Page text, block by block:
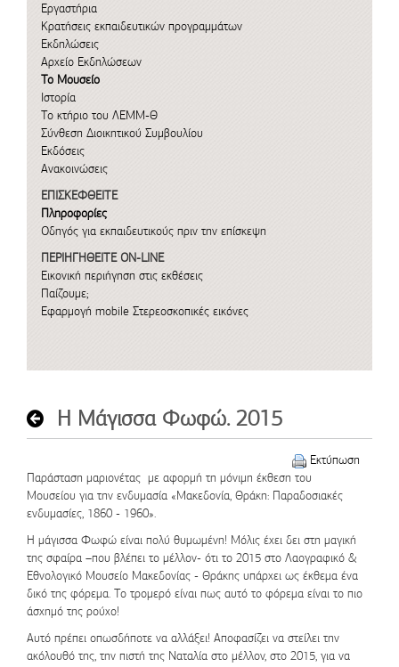
Εργαστήρια
Κρατήσεις εκπαιδευτικών προγραμμάτων
Εκδηλώσεις
Αρχείο Εκδηλώσεων
Το Μουσείο
Ιστορία
Το κτήριο του ΛΕΜΜ-Θ
Σύνθεση Διοικητικού Συμβουλίου
Εκδόσεις
Ανακοινώσεις
ΕΠΙΣΚΕΦΘΕΙΤΕ
Πληροφορίες
Οδηγός για εκπαιδευτικούς πριν την επίσκεψη
ΠΕΡΙΗΓΗΘΕΙΤΕ ON-LINE
Εικονική περιήγηση στις εκθέσεις
Παίζουμε;
Εφαρμογή mobile Στερεοσκοπικές εικόνες
Η Μάγισσα Φωφώ. 2015
Εκτύπωση
Παράσταση μαριονέτας με αφορμή τη μόνιμη έκθεση του
Μουσείου για την ενδυμασία «Μακεδονία, Θράκη: Παραδοσιακές
ενδυμασίες, 1860 - 1960».
Η μάγισσα Φωφώ είναι πολύ θυμωμένη! Μόλις έχει δει στη μαγική
της σφαίρα –που βλέπει το μέλλον- ότι το 2015 στο Λαογραφικό &
Εθνολογικό Μουσείο Μακεδονίας - Θράκης υπάρχει ως έκθεμα ένα
δικό της φόρεμα. Το τρομερό είναι πως αυτό το φόρεμα είναι το πιο
άσχημό της ρούχο!
Αυτό πρέπει οπωσδήποτε να αλλάξει! Αποφασίζει να στείλει την
ακόλουθό της, την πιστή της Ναταλία στο μέλλον, στο 2015, για να